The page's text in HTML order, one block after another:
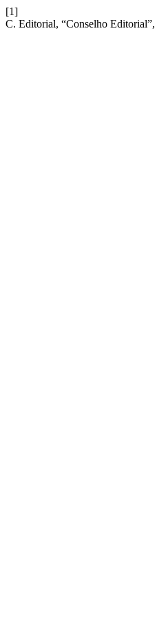
[1]
C. Editorial, “Conselho Editorial”,